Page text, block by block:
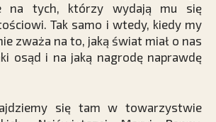
na tych, którzy wydają mu się
Tak samo i wtedy, kiedy my
zważa na to, jaką świat miał o nas
osąd i na jaką nagrodę naprawdę
się tam w towarzystwie